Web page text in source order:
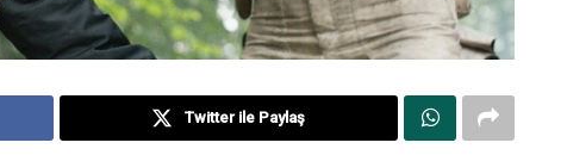
Twitter ile Paylaş